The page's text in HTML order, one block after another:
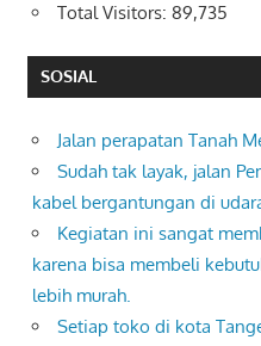
Total Visitors: 89,735
SOSIAL
Jalan perapatan Tanah
Sudah tak layak, jalan
kabel bergantungan di
Kegiatan ini sangat
karena bisa membeli
lebih murah.
Setiap toko di kota